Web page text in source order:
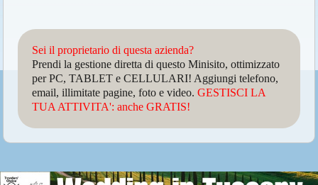
Sei il proprietario di questa azienda?
Prendi la gestione diretta di questo Minisito, ottimizzato
per PC, TABLET e CELLULARI! Aggiungi telefono,
email, illimitate pagine, foto e video.GESTISCI LA
TUA ATTIVITA': anche GRATIS!